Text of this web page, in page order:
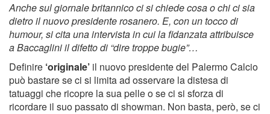
Anche sul giornale britannico ci si chiede cosa o chi ci sia
dietro il nuovo presidente rosanero. E, con un tocco di
humour, si cita una intervista in cui la fidanzata attribuisce
a Baccaglini il difetto di “dire troppe bugie”…
Definire ‘originale’ il nuovo presidente del Palermo Calcio
può bastare se ci si limita ad osservare la distesa di
tatuaggi che ricopre la sua pelle o se ci si sforza di
ricordare il suo passato di showman. Non basta, però, se ci